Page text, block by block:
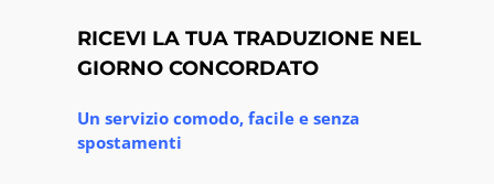
RICEVI LA TUA TRADUZIONE NEL
GIORNO CONCORDATO
Un servizio comodo, facile e senza
spostamenti